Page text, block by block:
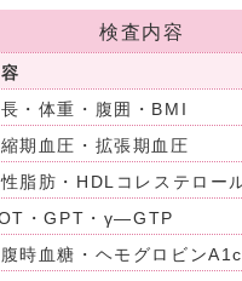
検査内容
・体重・腹囲・BMI
期血圧・拡張期血圧
脂肪・HDLコレステロー
・GPT・γ―GTP
時血糖・ヘモグロビンA1c